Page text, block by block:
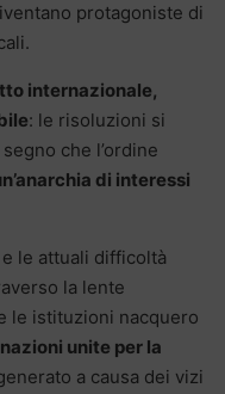
protagoniste di
internazionale,
: le risoluzioni si
che l’ordine
di interessi
le attuali difficoltà
la lente
le istituzioni nacquero
unite per la
a causa dei vizi